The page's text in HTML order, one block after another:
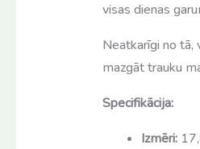
visas dienas
Neatkarīgi no tā,
mazgāt trauku
Specifikācija:
Izmēri: